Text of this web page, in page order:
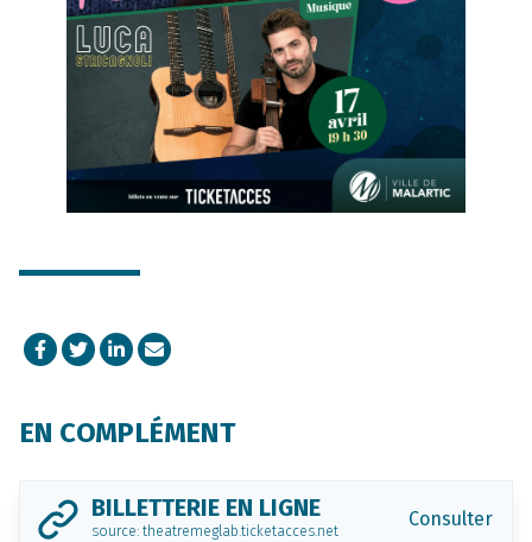
Facebook
TwitterLinkedIn
Courriel
EN COMPLÉMENT
BILLETTERIE EN LIGNE
source: theatremeglab.ticketacces.net
Consulter